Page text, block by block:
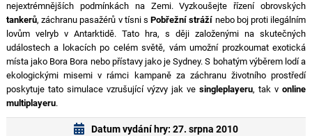
nejextrémnějších podmínkách na Zemi. Vyzkoušejte řízení obrovských
tankerů, záchranu pasažérů v tísni sPobřežní stráží nebo boj proti ilegálním
lovům velryb v Antarktidě. Tato hra, s ději založenými na skutečných
událostech a lokacích po celém světě, vám umožní prozkoumat exotická
místa jako Bora Bora nebo přístavy jako je Sydney. S bohatým výběrem lodí a
ekologickými misemi v rámci kampaně za záchranu životního prostředí
poskytuje tato simulace vzrušující výzvy jak vesingleplayeru, tak vonline
multiplayeru.
Datum vydání hry: 27. srpna 2010